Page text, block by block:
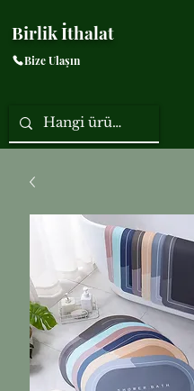
Birlik İthalat
Bize Ulaşın